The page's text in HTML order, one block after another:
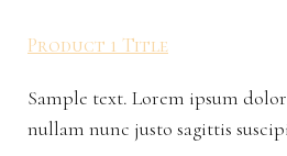
Product 1 Title
Sample text. Lorem ipsum
nullam nunc justo sagittis